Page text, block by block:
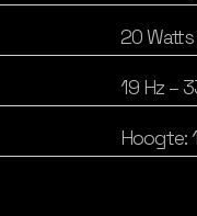
20
19 Hz –
Hoogte: